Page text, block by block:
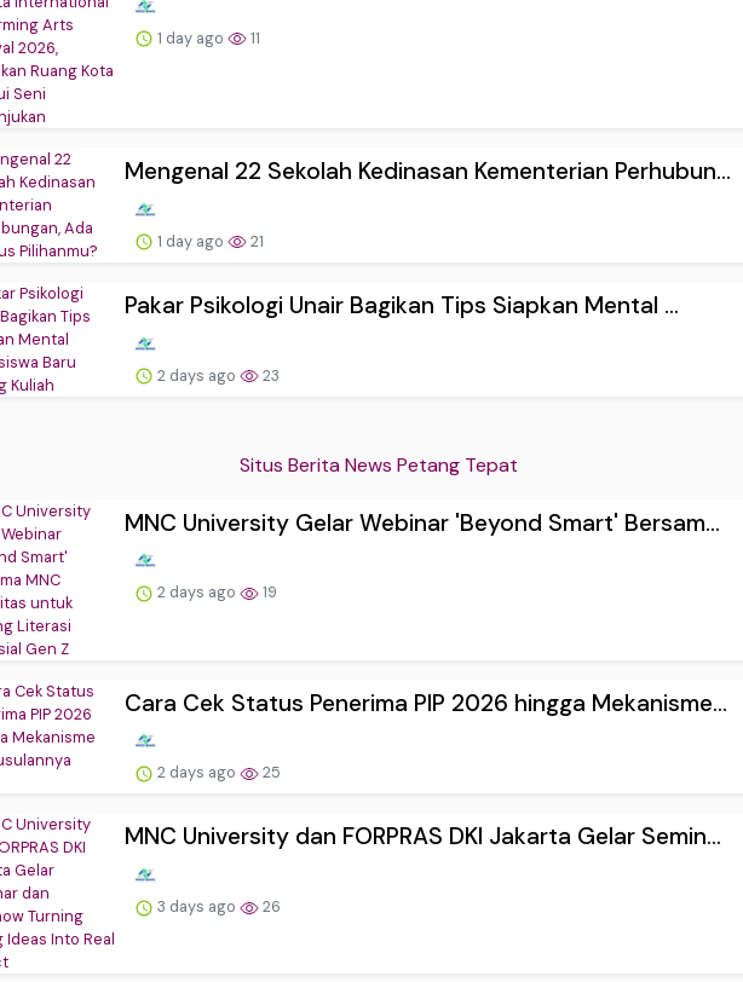
1 day ago 11
Mengenal 22 Sekolah Kedinasan Kementerian Perhubun...
1 day ago 21
Pakar Psikologi Unair Bagikan Tips Siapkan Mental ...
2 days ago 23
Situs Berita News Petang Tepat
MNC University Gelar Webinar 'Beyond Smart' Bersam...
2 days ago 19
Cara Cek Status Penerima PIP 2026 hingga Mekanisme...
2 days ago 25
MNC University dan FORPRAS DKI Jakarta Gelar Semin...
3 days ago 26